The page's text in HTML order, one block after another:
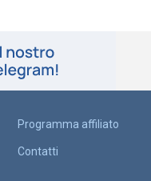
Programma affiliato
Contatti